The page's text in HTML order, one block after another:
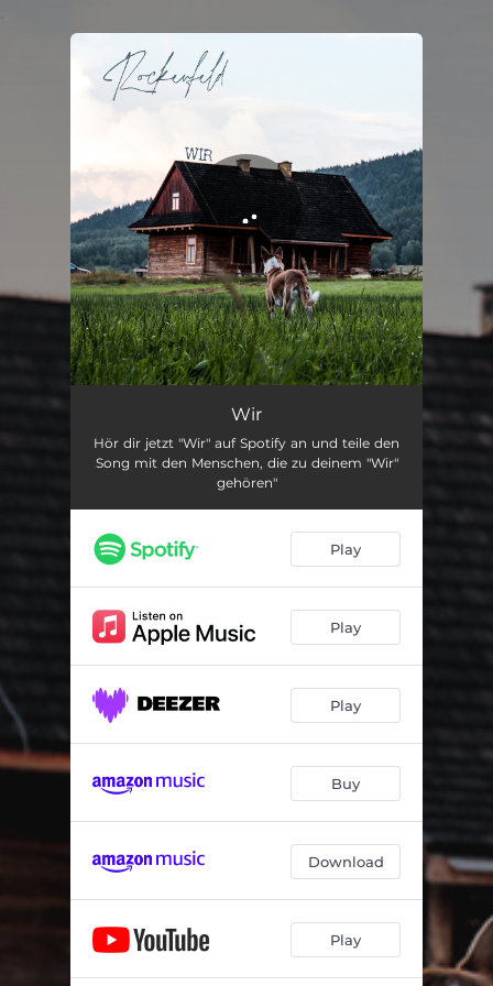
You're all set!
Wir
Hör dir jetzt "Wir" auf Spotify an und teile den
Song mit den Menschen, die zu deinem "Wir"
gehören"
Play
Play
Play
Buy
Download
Play